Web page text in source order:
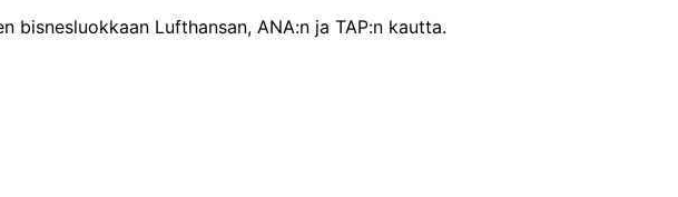
bisnesluokkaan Lufthansan, ANA:n ja TAP:n kautta.